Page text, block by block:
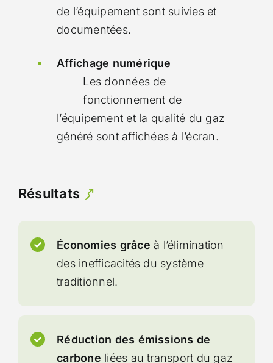
de l’équipement sont suivies et
documentées.
Affichage numérique
Les données de
fonctionnement de
l’équipement et la qualité du gaz
généré sont affichées à l’écran.
Résultats
Économies grâce à l’élimination
des inefficacités du système
traditionnel.
Réduction des émissions de
carbone liées au transport du gaz